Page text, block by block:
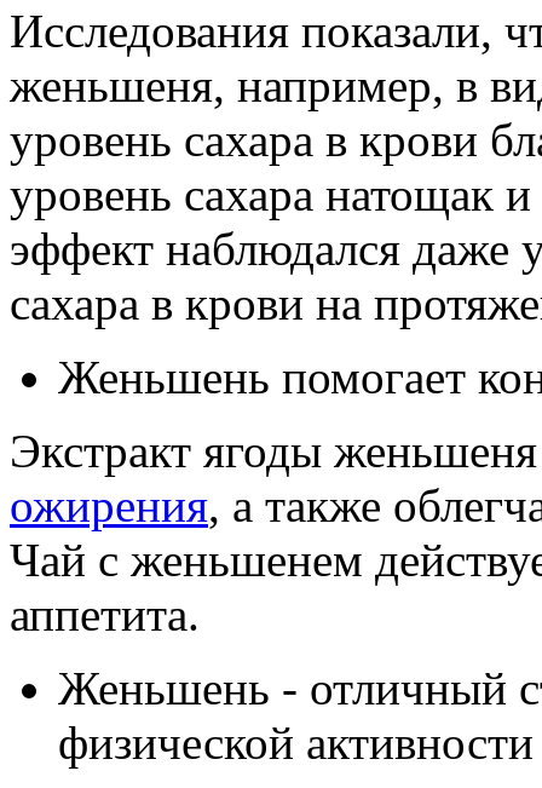
Исследования показали,
женьшеня, например, в
уровень сахара в крови
уровень сахара натощак
эффект наблюдался
сахара в крови на
Женьшень помогает
Экстракт ягоды
ожирения, а также
Чай с женьшенем
аппетита.
Женьшень - отличный
физической активности